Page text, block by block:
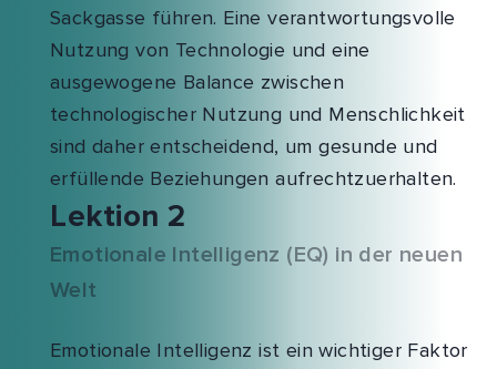
Sackgasse führen. Eine verantwortungsvolle
Nutzung von Technologie und eine
ausgewogene Balance zwischen
technologischer Nutzung und Menschlichkeit
sind daher entscheidend, um gesunde und
erfüllende Beziehungen aufrechtzuerhalten.
Lektion 2
Emotionale Intelligenz (EQ) in der neuen
Welt
Emotionale Intelligenz ist ein wichtiger Faktor